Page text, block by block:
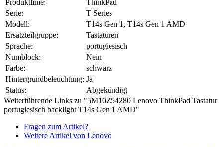
Produktlinie:
ThinkPad
Serie:
T Series
Modell:
T14s Gen 1, T14s Gen 1 AMD
Ersatzteilgruppe:
Tastaturen
Sprache:
portugiesisch
Numblock:
Nein
Farbe:
schwarz
Hintergrundbeleuchtung: Ja
Status:
Abgekündigt
Weiterführende Links zu "5M10Z54280 Lenovo ThinkPad Tastatur
portugiesisch backlight T14s Gen 1 AMD"
Fragen zum Artikel?
Weitere Artikel von Lenovo